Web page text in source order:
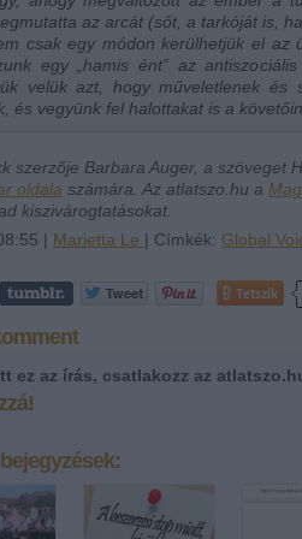
az arcát (sőt, a tarkóját is,
csak egy módon kerülhetjük el az
egy „hamis ént” az
velük azt, hogy műveletlenek és
és vegyünk fel halottakat is a
szerzője Barbara Auger, a szöveget
oldala számára. Az atlatszo.hu a
kiszivárogtatásokat.
| Marietta Le | Címkék: Global
Tetszik
ez az írás, csatlakozz az